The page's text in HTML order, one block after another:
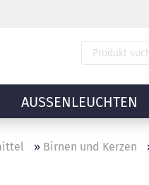
AUSSENLEUCHTEN
» Birnen und Kerzen